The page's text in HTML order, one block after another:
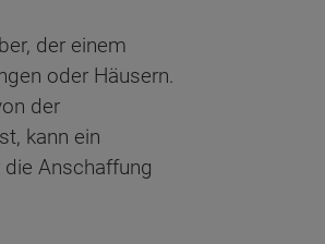
der einem
oder Häusern.
der
kann ein
Anschaffung